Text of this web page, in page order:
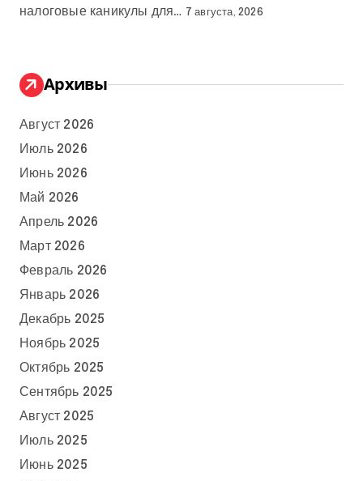
налоговые каникулы для… 7 августа, 2026
Архивы
Август 2026
Июль 2026
Июнь 2026
Май 2026
Апрель 2026
Март 2026
Февраль 2026
Январь 2026
Декабрь 2025
Ноябрь 2025
Октябрь 2025
Сентябрь 2025
Август 2025
Июль 2025
Июнь 2025